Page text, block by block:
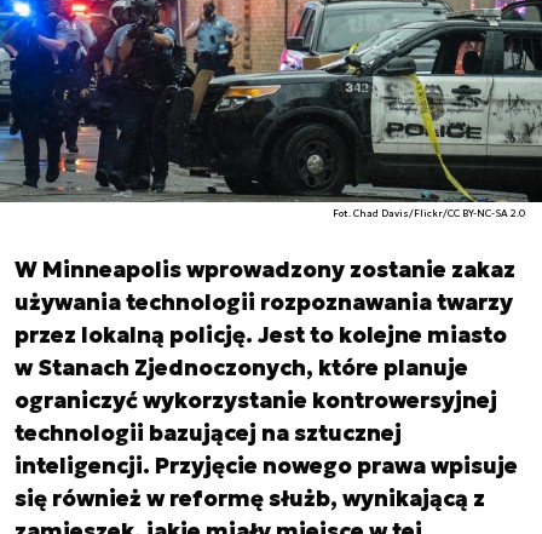
Fot. Chad Davis/Flickr/CC BY-NC-SA 2.0
W Minneapolis wprowadzony zostanie zakaz
używania technologii rozpoznawania twarzy
przez lokalną policję. Jest to kolejne miasto
w Stanach Zjednoczonych, które planuje
ograniczyć wykorzystanie kontrowersyjnej
technologii bazującej na sztucznej
inteligencji. Przyjęcie nowego prawa wpisuje
się również w reformę służb, wynikającą z